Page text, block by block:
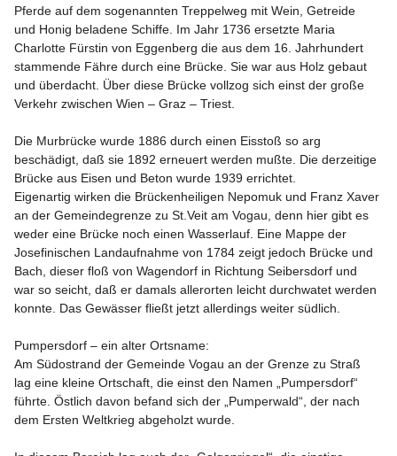
Pferde auf dem sogenannten Treppelweg mit Wein, Getreide
und Honig beladene Schiffe. Im Jahr 1736 ersetzte Maria
Charlotte Fürstin von Eggenberg die aus dem 16. Jahrhundert
stammende Fähre durch eine Brücke. Sie war aus Holz gebaut
und überdacht. Über diese Brücke vollzog sich einst der große
Verkehr zwischen Wien – Graz – Triest.
Die Murbrücke wurde 1886 durch einen Eisstoß so arg
beschädigt, daß sie 1892 erneuert werden mußte. Die derzeitige
Brücke aus Eisen und Beton wurde 1939 errichtet.
Eigenartig wirken die Brückenheiligen Nepomuk und Franz Xaver
an der Gemeindegrenze zu St.Veit am Vogau, denn hier gibt es
weder eine Brücke noch einen Wasserlauf. Eine Mappe der
Josefinischen Landaufnahme von 1784 zeigt jedoch Brücke und
Bach, dieser floß von Wagendorf in Richtung Seibersdorf und
war so seicht, daß er damals allerorten leicht durchwatet werden
konnte. Das Gewässer fließt jetzt allerdings weiter südlich.
Pumpersdorf – ein alter Ortsname:
Am Südostrand der Gemeinde Vogau an der Grenze zu Straß
lag eine kleine Ortschaft, die einst den Namen „Pumpersdorf“
führte. Östlich davon befand sich der „Pumperwald“, der nach
dem Ersten Weltkrieg abgeholzt wurde.